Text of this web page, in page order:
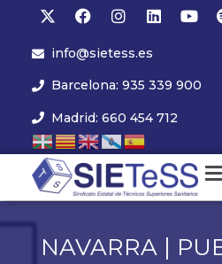
info@sietess.es
Barcelona: 935 339 900
Madrid: 660 454 712
NAVARRA |